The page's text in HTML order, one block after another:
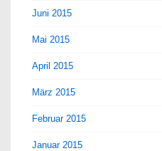
Juni 2015
Mai 2015
April 2015
März 2015
Februar 2015
Januar 2015